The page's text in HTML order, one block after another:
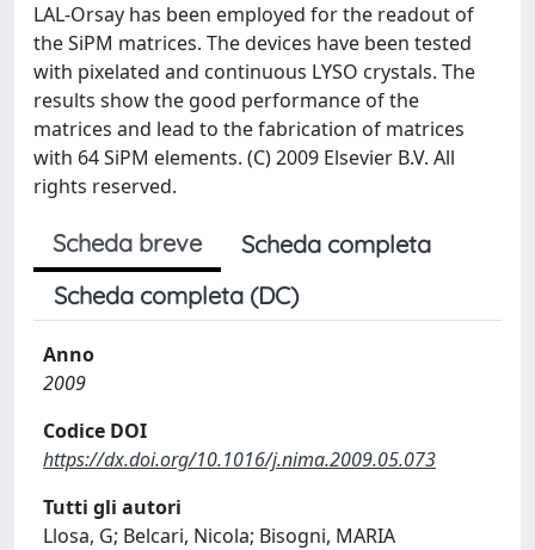
LAL-Orsay has been employed for the readout of
the SiPM matrices. The devices have been tested
with pixelated and continuous LYSO crystals. The
results show the good performance of the
matrices and lead to the fabrication of matrices
with 64 SiPM elements. (C) 2009 Elsevier B.V. All
rights reserved.
Scheda breve
Scheda completa
Scheda completa (DC)
Anno
2009
Codice DOI
https://dx.doi.org/10.1016/j.nima.2009.05.073
Tutti gli autori
Llosa, G; Belcari, Nicola; Bisogni, MARIA